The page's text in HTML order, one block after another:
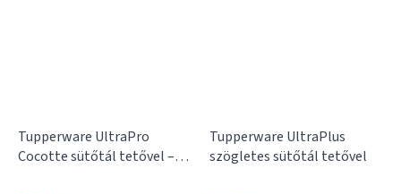
Tupperware UltraPro
Cocotte sütőtál tetővel –
Tupperware UltraPlus
szögletes sütőtál tetővel